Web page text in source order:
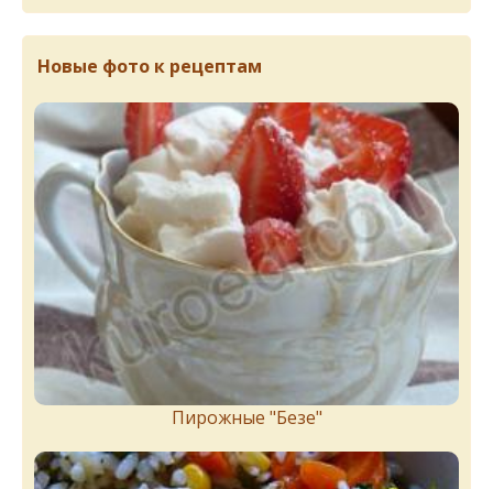
Новые фото к рецептам
Пирожныe "Бeзe"